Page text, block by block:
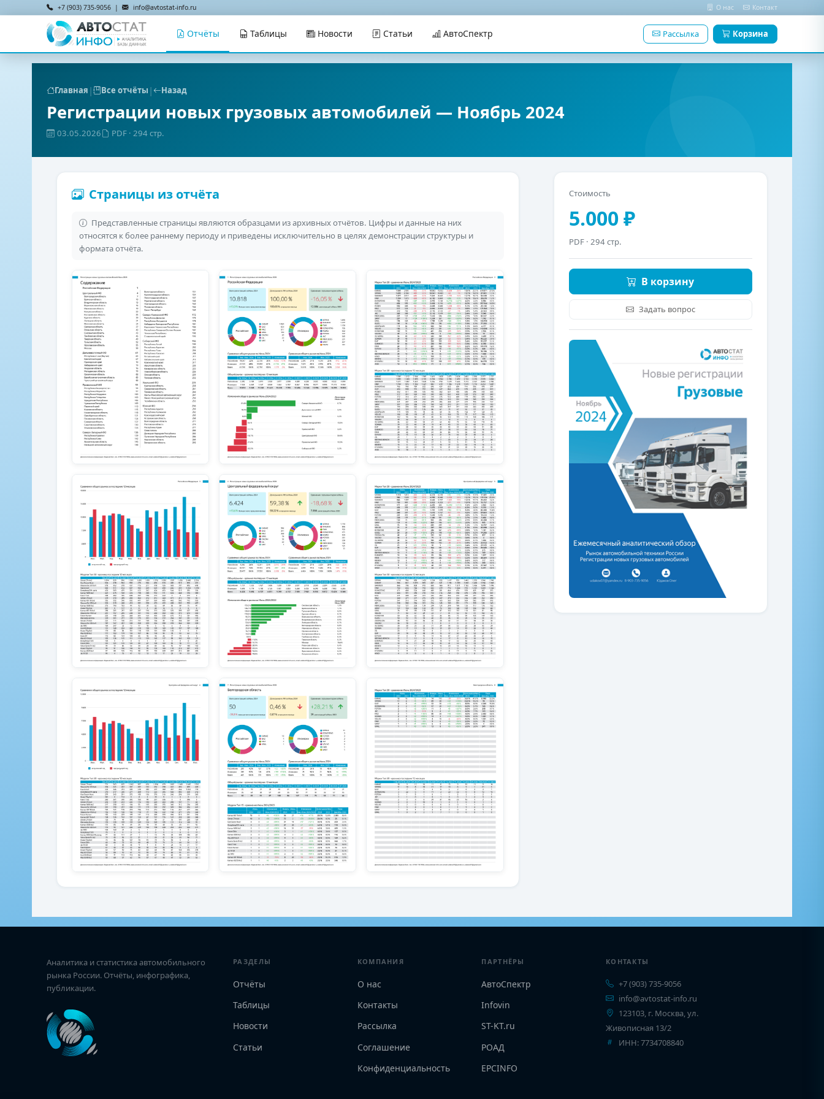
+7 (903) 735-9056 | info@avtostat-info.ru О нас Контакт
Отчёты Таблицы Новости Статьи АвтоСпектр Рассылка Корзина
Главная | Все отчёты | Назад
Регистрации новых грузовых автомобилей — Ноябрь 2024
03.05.2026 PDF · 294 стр.
Страницы из отчёта
Представленные страницы являются образцами из архивных отчётов. Цифры и данные на них
относятся к более раннему периоду и приведены исключительно в целях демонстрации структуры и
формата отчёта.
Стоимость
5.000 ₽
PDF · 294 стр.
В корзину
Задать вопрос
Аналитика и статистика автомобильного
рынка России. Отчёты, инфографика,
публикации.
РАЗДЕЛЫ
Отчёты
Таблицы
Новости
Статьи
КОМПАНИЯ
О нас
Контакты
Рассылка
Соглашение
Конфиденциальность
ПАРТНЁРЫ
АвтоСпектр
Infovin
ST-KT.ru
РОАД
EPCINFO
КОНТАКТЫ
+7 (903) 735-9056
info@avtostat-info.ru
123103, г. Москва, ул.
Живописная 13/2
ИНН: 7734708840